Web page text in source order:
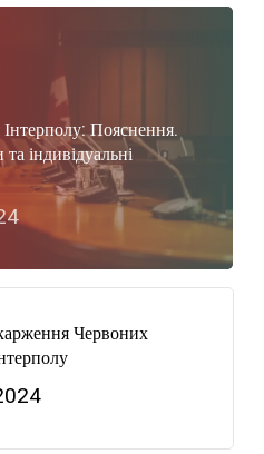
Пояснення.
індивідуальні
Червоних